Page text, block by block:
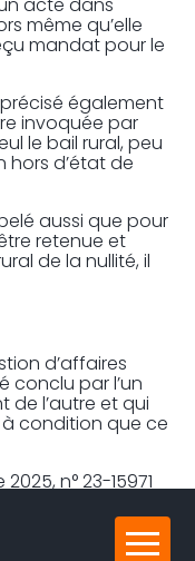
même qu’elle
mandat pour le
également
invoquée par
le bail rural, peu
hors d’état de
aussi que pour
retenue et
de la nullité, il
d’affaires
conclu par l’un
de l’autre et qui
à condition que ce
n° 23-15971